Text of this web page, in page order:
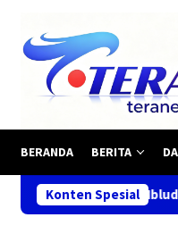
BERANDA BERITA
Konten Spesial
Mbludak.! Makan Gratis